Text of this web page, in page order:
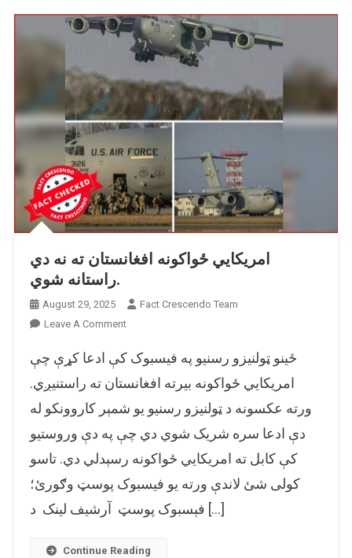
د
مهماتو
په
ډیپو
کې
د
دي.
امریکايي ځواکونه افغانستان ته نه دي
راستانه شوي.
August 29, 2025
Fact Crescendo Team
Leave A CommentOn
ځواکونه
افغانستان
نه
دي
راستانه
شوي.
ځینو ټولنیزو رسنیو په فیسبوک کې ادعا کړې چې
امریکایي ځواکونه بیرته افغانستان ته راستنیږي.
ورته عکسونه د ټولنیزو رسنیو یو شمېر کاروونکو له
دې ادعا سره شریک شوي دي چې په دې وروستیو
کې کابل ته امریکايي ځواکونه رسېدلي دي. تاسو
کولی شئ لاندې ورته یو فیسبوک پوسټ وګورئ؛
فېسبوک پوسټ آرشیف لینک د […]
Continue Reading